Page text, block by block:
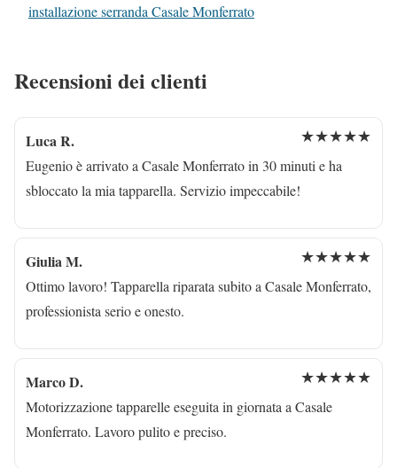
installazione serranda Casale Monferrato
Recensioni dei clienti
Luca R. ★★★★★
Eugenio è arrivato a Casale Monferrato in 30 minuti e ha
sbloccato la mia tapparella. Servizio impeccabile!
Giulia M. ★★★★★
Ottimo lavoro! Tapparella riparata subito a Casale Monferrato,
professionista serio e onesto.
Marco D. ★★★★★
Motorizzazione tapparelle eseguita in giornata a Casale
Monferrato. Lavoro pulito e preciso.